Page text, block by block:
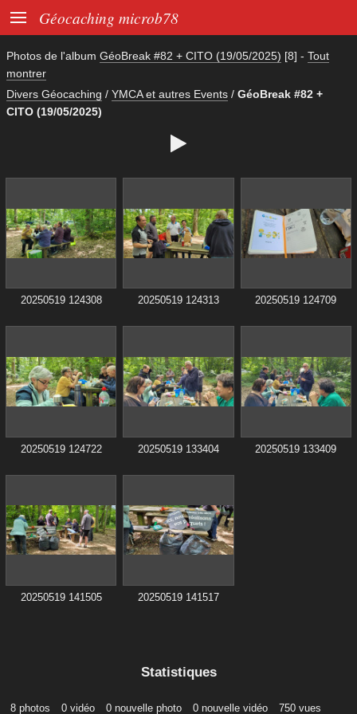
 Géocaching microb78
Photos de l'album GéoBreak #82 + CITO (19/05/2025) [8] - Tout
montrer
Divers Géocaching / YMCA et autres Events / GéoBreak #82 +
CITO (19/05/2025)

20250519 124308 20250519 124313 20250519 124709
20250519 124722 20250519 133404 20250519 133409
20250519 141505 20250519 141517
Statistiques
8 photos 0 vidéo 0 nouvelle photo 0 nouvelle vidéo 750 vues